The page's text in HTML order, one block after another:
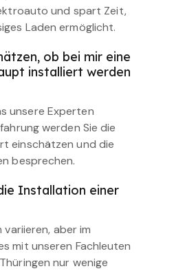
und spart Zeit,
Laden ermöglicht.
ob bei mir eine
installiert werden
unsere Experten
werden Sie die
einschätzen und die
besprechen.
Installation einer
aber im
mit unseren Fachleuten
nur wenige